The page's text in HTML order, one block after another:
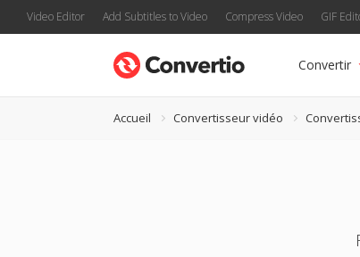
Video Editor Add Subtitles to Video Compress Video GIF
Convertir
Accueil Convertisseur vidéo